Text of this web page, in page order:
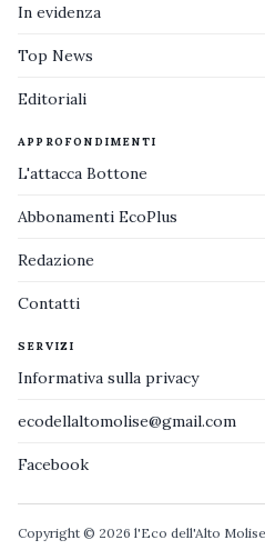
In evidenza
Top News
Editoriali
APPROFONDIMENTI
L'attacca Bottone
Abbonamenti EcoPlus
Redazione
Contatti
SERVIZI
Informativa sulla privacy
ecodellaltomolise@gmail.com
Facebook
Copyright © 2026 l'Eco dell'Alto